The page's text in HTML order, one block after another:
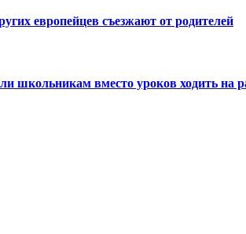
европейцев съезжают от родителей
школьникам вместо уроков ходить на